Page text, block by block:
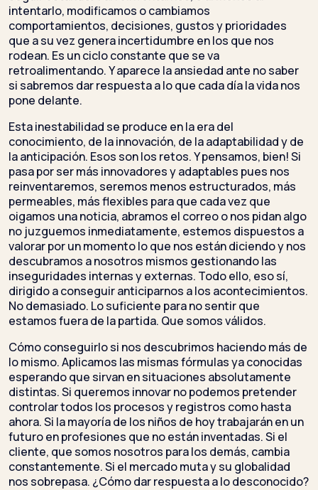
intentarlo, modificamos o cambiamos
comportamientos, decisiones, gustos y prioridades
que a su vez genera incertidumbre en los que nos
rodean. Es un ciclo constante que se va
retroalimentando. Y aparece la ansiedad ante no saber
si sabremos dar respuesta a lo que cada día la vida nos
pone delante.
Esta inestabilidad se produce en la era del
conocimiento, de la innovación, de la adaptabilidad y de
la anticipación. Esos son los retos. Y pensamos, bien! Si
pasa por ser más innovadores y adaptables pues nos
reinventaremos, seremos menos estructurados, más
permeables, más flexibles para que cada vez que
oigamos una noticia, abramos el correo o nos pidan algo
no juzguemos inmediatamente, estemos dispuestos a
valorar por un momento lo que nos están diciendo y nos
descubramos a nosotros mismos gestionando las
inseguridades internas y externas. Todo ello, eso sí,
dirigido a conseguir anticiparnos a los acontecimientos.
No demasiado. Lo suficiente para no sentir que
estamos fuera de la partida. Que somos válidos.
Cómo conseguirlo si nos descubrimos haciendo más de
lo mismo. Aplicamos las mismas fórmulas ya conocidas
esperando que sirvan en situaciones absolutamente
distintas. Si queremos innovar no podemos pretender
controlar todos los procesos y registros como hasta
ahora. Si la mayoría de los niños de hoy trabajarán en un
futuro en profesiones que no están inventadas. Si el
cliente, que somos nosotros para los demás, cambia
constantemente. Si el mercado muta y su globalidad
nos sobrepasa. ¿Cómo dar respuesta a lo desconocido?